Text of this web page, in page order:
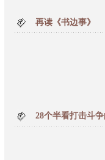
再读《书边事》
28个半看打击斗